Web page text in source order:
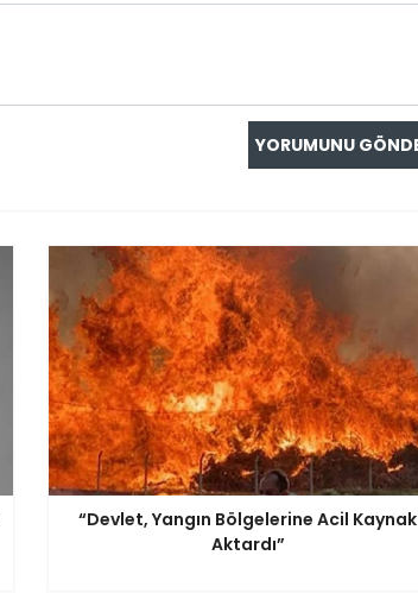
“Devlet, Yangın Bölgelerine Acil Kaynak
Aktardı”